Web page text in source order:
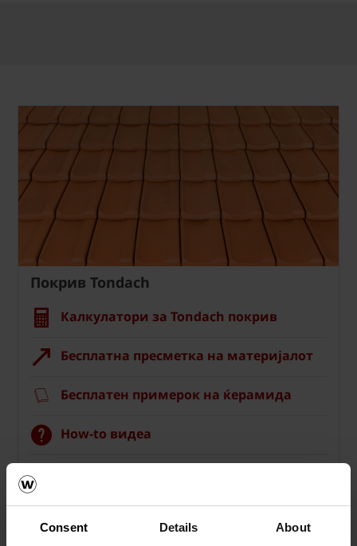
Consent Details About
Покрив Tondach
Калкулатори за Tondach покрив
Бесплатна пресметка на материјалот
Бесплатен примерок на ќерамида
How-to видеа